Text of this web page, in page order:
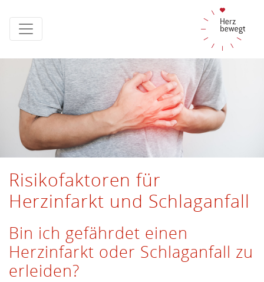
Risikofaktoren für
Herzinfarkt und Schlaganfall
Bin ich gefährdet einen
Herzinfarkt oder Schlaganfall zu
erleiden?